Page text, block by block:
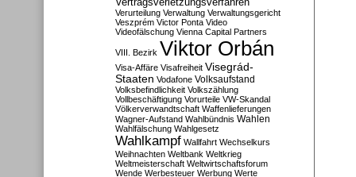
Vertragsverletzungsverfahren
Verurteilung Verwaltung Verwaltungsgericht
Veszprém Victor Ponta Video
Videofälschung Vienna Capital Partners
VIII. Bezirk Viktor Orbán
Visa-Affäre Visafreiheit Visegrád-
Staaten Vodafone Volksaufstand
Volksbefindlichkeit Volkszählung
Vollbeschäftigung Vorurteile VW-Skandal
Völkerverwandtschaft Waffenlieferungen
Wagner-Aufstand Wahlbündnis Wahlen
Wahlfälschung Wahlgesetz
Wahlkampf Wallfahrt Wechselkurs
Weihnachten Weltbank Weltkrieg
Weltmeisterschaft Weltwirtschaftsforum
Wende Werbesteuer Werbung Werte